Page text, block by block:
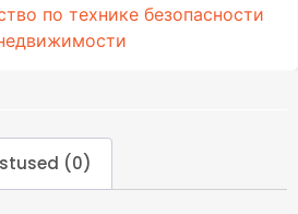
по технике безопасности
(0)